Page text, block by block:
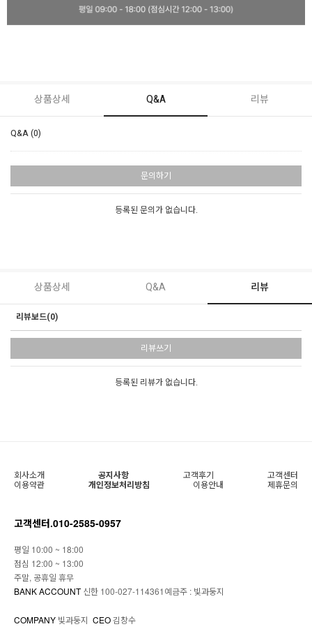
상품상세 Q&A 리뷰
Q&A (0)
문의하기
등록된 문의가 없습니다.
상품상세 Q&A 리뷰
리뷰보드(0)
리뷰쓰기
등록된 리뷰가 없습니다.
회사소개 공지사항 고객후기
고객센터
이용약관
개인정보처리방침 이용안내 제휴문의
고객센터.010-2585-0957
평일 10:00 ~ 18:00
점심 12:00 ~ 13:00
주말, 공휴일 휴무
BANK ACCOUNT신한 100-027-114361예금주 : 빛과둥지
COMPANY 빛과둥지 CEO김창수